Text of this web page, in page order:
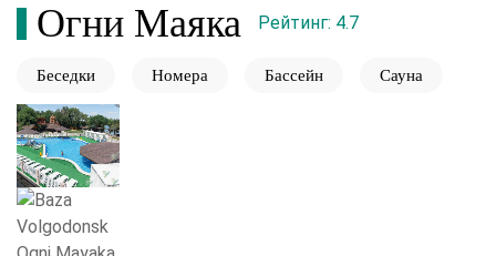
Огни Маяка Рейтинг: 4.7
Беседки Номера Бассейн Сауна